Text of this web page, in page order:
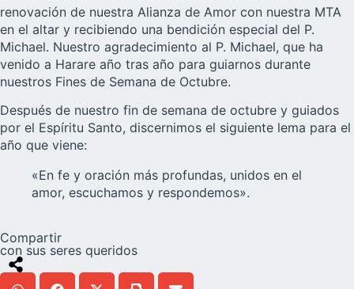
renovación de nuestra Alianza de Amor con nuestra MTA
en el altar y recibiendo una bendición especial del P.
Michael. Nuestro agradecimiento al P. Michael, que ha
venido a Harare año tras año para guiarnos durante
nuestros Fines de Semana de Octubre.
Después de nuestro fin de semana de octubre y guiados
por el Espíritu Santo, discernimos el siguiente lema para el
año que viene:
«En fe y oración más profundas, unidos en el
amor, escuchamos y respondemos».
Compartir
con sus seres queridos